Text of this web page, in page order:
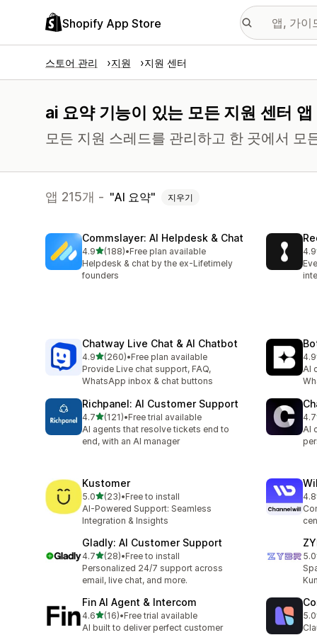
Shopify App Store
스토어 관리 지원 지원 센터
ai 요약 기능이 있는 모든 지원 센터 앱
모든 지원 스레드를 관리하고 한 곳에서 모
앱 215개 - AI 요약 지우기
Commslayer: AI Helpdesk & Chat
4.9별 5개 중
(188)
총 리뷰 188개
•Free plan available
Helpdesk & chat by the ex-Lifetimely
founders
4.9
총
Chatway Live Chat & AI Chatbot
4.9별 5개 중
(260)
총 리뷰 260개
•Free plan available
Provide Live chat support, FAQ,
WhatsApp inbox & chat buttons
4.9
총
AI
Richpanel: AI Customer Support
4.7별 5개 중
(121)
총 리뷰 121개
•Free trial available
AI agents that resolve tickets end to
end, with an AI manager
4.7
총
AI
Kustomer
5.0별 5개 중
(23)
총 리뷰 23개
•Free to install
AI-Powered Support: Seamless
Integration & Insights
4.8
총
Gladly: AI Customer Support
4.7별 5개 중
(28)
총 리뷰 28개
•Free to install
Personalized 24/7 support across
email, live chat, and more.
5.0
총
Fin AI Agent & Intercom
4.6별 5개 중
(16)
총 리뷰 16개
•Free trial available
AI built to deliver perfect customer
5.0
총